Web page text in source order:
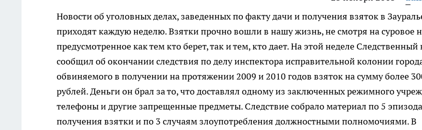
Новости об уголовных делах, заведенных по факту дачи и получения взяток в
приходят каждую неделю. Взятки прочно вошли в нашу жизнь, не смотря на суровое
предусмотренное как тем кто берет, так и тем, кто дает.На этой неделе Следственный
сообщил об окончании следствия по делу инспектора исправительной колонии
обвиняемого в получении на протяжении 2009 и 2010 годов взяток на сумму более
рублей. Деньги он брал за то, что доставлял одному из заключенных режимного
телефоны и другие запрещенные предметы. Следствие собрало материал по 5
получения взятки и по 3 случаям злоупотребления должностными полномочиями. В